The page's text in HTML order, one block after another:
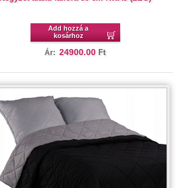
Add hozzá a
kosárhoz
Ár: 24900.00 Ft